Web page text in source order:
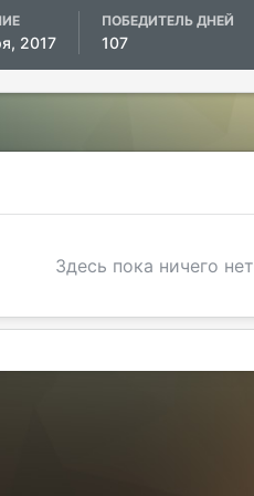
2017
ПОБЕДИТЕЛЬ ДНЕЙ
107
Здесь пока ничего нет